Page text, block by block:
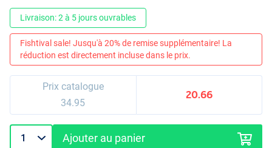
Livraison: 2 à 5 jours ouvrables
Fishtival sale! Jusqu'à 20% de remise supplémentaire! La
réduction est directement incluse dans le prix.
Prix catalogue
34.95
20.66
Ajouter au panier